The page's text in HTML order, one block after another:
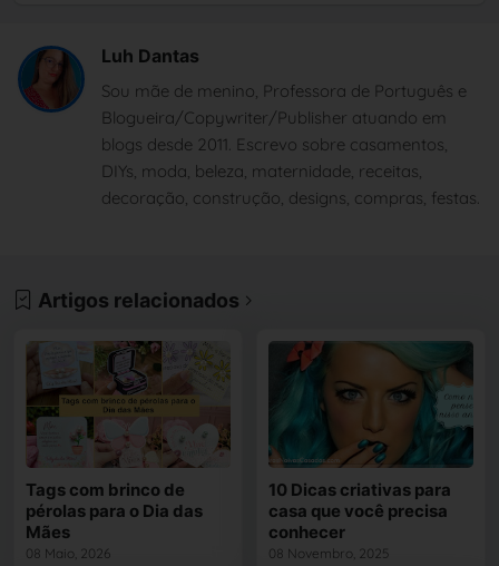
Luh Dantas
Sou mãe de menino, Professora de Português e
Blogueira/Copywriter/Publisher atuando em
blogs desde 2011. Escrevo sobre casamentos,
DIYs, moda, beleza, maternidade, receitas,
decoração, construção, designs, compras, festas.
Artigos relacionados
Tags com brinco de
pérolas para o Dia das
Mães
08 Maio, 2026
10 Dicas criativas para
casa que você precisa
conhecer
08 Novembro, 2025